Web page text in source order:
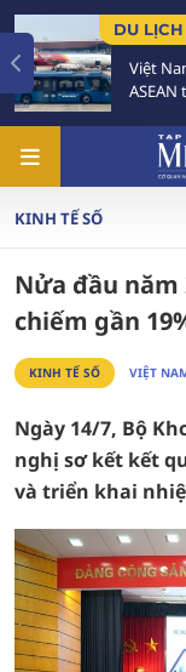
hàng không lớn thứ
KINH TẾ SỐ
Nửa đầu năm
chiếm gần
KINH TẾ SỐ VIỆT
Ngày 14/7, Bộ
nghị sơ kết kết
và triển khai